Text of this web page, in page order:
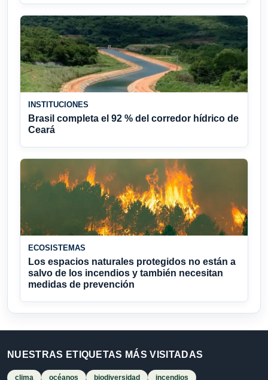
INSTITUCIONES
Brasil completa el 92 % del corredor hídrico de
Ceará
ECOSISTEMAS
Los espacios naturales protegidos no están a
salvo de los incendios y también necesitan
medidas de prevención
NUESTRAS ETIQUETAS MÁS VISITADAS
clima océanos biodiversidad
incendios